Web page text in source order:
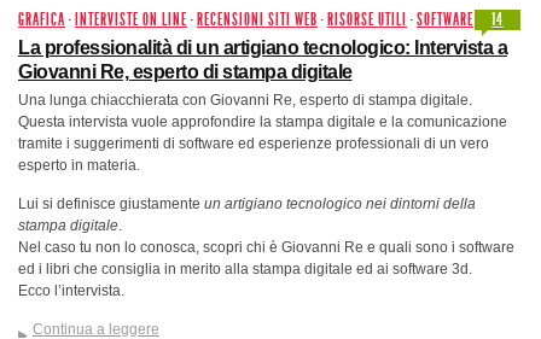
GRAFICA · INTERVISTE ON LINE · RECENSIONI SITI WEB · RISORSE UTILI ·SOFTWARE
14
La professionalità di un artigiano tecnologico: Intervista a
Giovanni Re, esperto di stampa digitale
Una lunga chiacchierata con Giovanni Re, esperto di stampa digitale.
Questa intervista vuole approfondire la stampa digitale e la comunicazione
tramite i suggerimenti di software ed esperienze professionali di un vero
esperto in materia.
Lui si definisce giustamente un artigiano tecnologico nei dintorni della
stampa digitale.
Nel caso tu non lo conosca, scopri chi è Giovanni Re e quali sono i software
ed i libri che consiglia in merito alla stampa digitale ed ai software 3d.
Ecco l’intervista.
Continua a leggere